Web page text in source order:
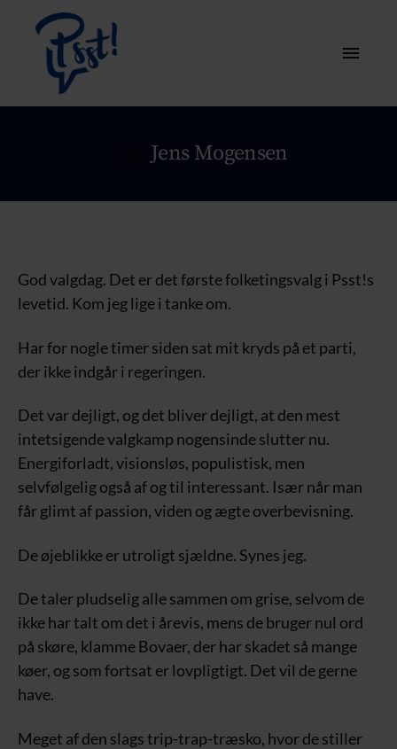
Jens Mogensen
God valgdag. Det er det første folketingsvalg i Psst!s
levetid. Kom jeg lige i tanke om.
Har for nogle timer siden sat mit kryds på et parti,
der ikke indgår i regeringen.
Det var dejligt, og det bliver dejligt, at den mest
intetsigende valgkamp nogensinde slutter nu.
Energiforladt, visionsløs, populistisk, men
selvfølgelig også af og til interessant. Især når man
får glimt af passion, viden og ægte overbevisning.
De øjeblikke er utroligt sjældne. Synes jeg.
De taler pludselig alle sammen om grise, selvom de
ikke har talt om det i årevis, mens de bruger nul ord
på skøre, klamme Bovaer, der har skadet så mange
køer, og som fortsat er lovpligtigt. Det vil de gerne
have.
Meget af den slags trip-trap-træsko, hvor de stiller